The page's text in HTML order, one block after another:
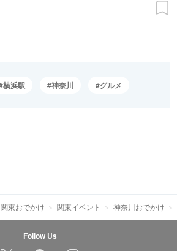
横浜駅 神奈川 グルメ
関東おでかけ 関東イベント 神奈川おでかけ
Follow Us